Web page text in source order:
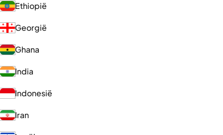
Ethiopië
Georgië
Ghana
India
Indonesië
Iran